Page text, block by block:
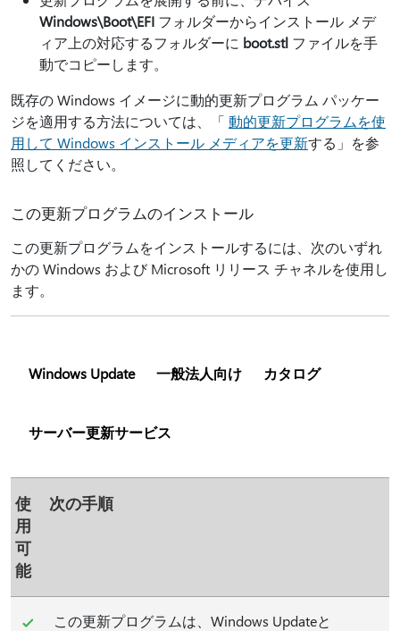
Windows\Boot\EFI フォルダーからインストール メデ
ィア上の対応するフォルダーに boot.stl ファイルを手
動でコピーします。
既存の Windows イメージに動的更新プログラム パッケー
ジを適用する方法については、「 動的更新プログラムを使
用して Windows インストール メディアを更新する」を参
照してください。
この更新プログラムのインストール
この更新プログラムをインストールするには、次のいずれ
かの Windows および Microsoft リリース チャネルを使用し
ます。
Windows Update 一般法人向け カタログ
サーバー更新サービス
使
用
可
能
次の手順
この更新プログラムは、Windows Updateと